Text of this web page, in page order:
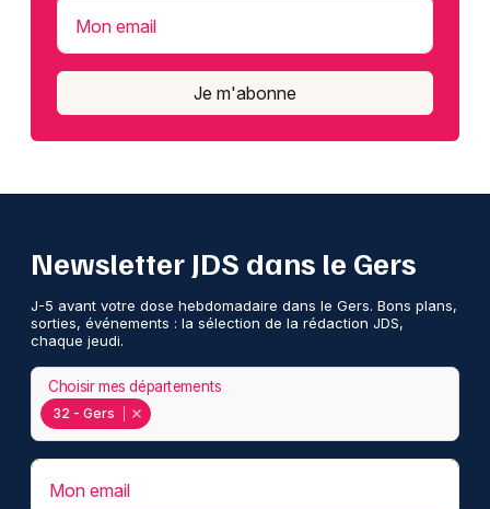
Mon email
Je m'abonne
Newsletter JDS dans le Gers
J-5 avant votre dose hebdomadaire dans le Gers. Bons plans,
sorties, événements : la sélection de la rédaction JDS,
chaque jeudi.
32 - Gers
Choisir mes départements
Mon email